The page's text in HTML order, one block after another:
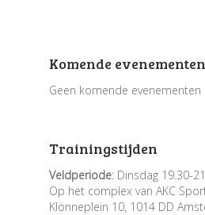
Komende
Geen komende evenementen
Trainingstijden
Veldperiode: Dinsdag 19.30-
Op het complex van AKC
Klönneplein 10, 1014 DD